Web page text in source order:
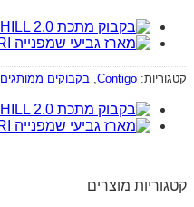
קטגוריות: Contigo בקבוקים ממותגים
קטגוריות מוצרים